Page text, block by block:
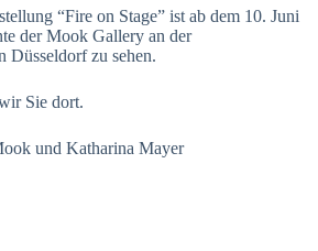
“Fire on Stage” ist ab dem 10. Juni
der Mook Gallery an der
Düsseldorf zu sehen.
Sie dort.
und Katharina Mayer